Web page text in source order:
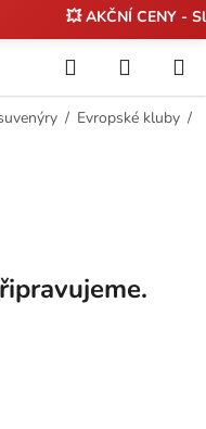
💥 AKČNÍ CENY -
Hledat
KOŠÍK
/ Evropské kluby /